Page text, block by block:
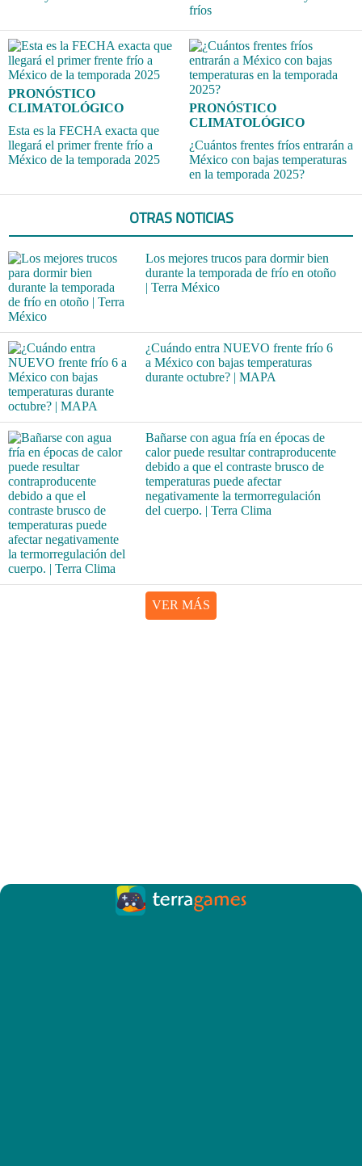
fríos
PRONÓSTICO
CLIMATOLÓGICO
Esta es la FECHA exacta que
llegará el primer frente frío a
México de la temporada 2025
PRONÓSTICO
CLIMATOLÓGICO
¿Cuántos frentes fríos entrarán a
México con bajas temperaturas
en la temporada 2025?
OTRAS NOTICIAS
Los mejores trucos para dormir bien
durante la temporada de frío en otoño
| Terra México
¿Cuándo entra NUEVO frente frío 6
a México con bajas temperaturas
durante octubre? | MAPA
Bañarse con agua fría en épocas de
calor puede resultar contraproducente
debido a que el contraste brusco de
temperaturas puede afectar
negativamente la termorregulación
del cuerpo. | Terra Clima
VER MÁS